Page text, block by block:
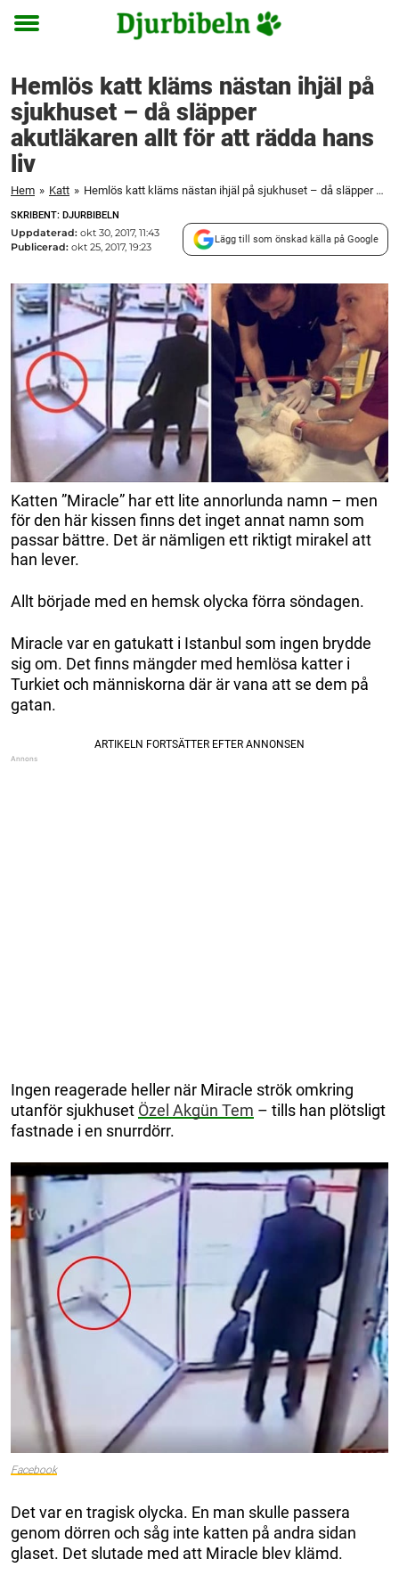
Toggle
Hemlös katt kläms nästan ihjäl på
sjukhuset – då släpper
akutläkaren allt för att rädda hans
liv
Hem » Katt » Hemlös katt kläms nästan ihjäl på sjukhuset – då släpper akutläkaren allt för att rädda hans liv
SKRIBENT: DJURBIBELN
Uppdaterad: okt 30, 2017, 11:43
Publicerad: okt 25, 2017, 19:23
Lägg till som önskad källa på Google
Katten ”Miracle” har ett lite annorlunda namn – men
för den här kissen finns det inget annat namn som
passar bättre. Det är nämligen ett riktigt mirakel att
han lever.
Allt började med en hemsk olycka förra söndagen.
Miracle var en gatukatt i Istanbul som ingen brydde
sig om. Det finns mängder med hemlösa katter i
Turkiet och människorna där är vana att se dem på
gatan.
Ingen reagerade heller när Miracle strök omkring
utanför sjukhuset Özel Akgün Tem – tills han plötsligt
fastnade i en snurrdörr.
Facebook
Det var en tragisk olycka. En man skulle passera
genom dörren och såg inte katten på andra sidan
glaset. Det slutade med att Miracle blev klämd.